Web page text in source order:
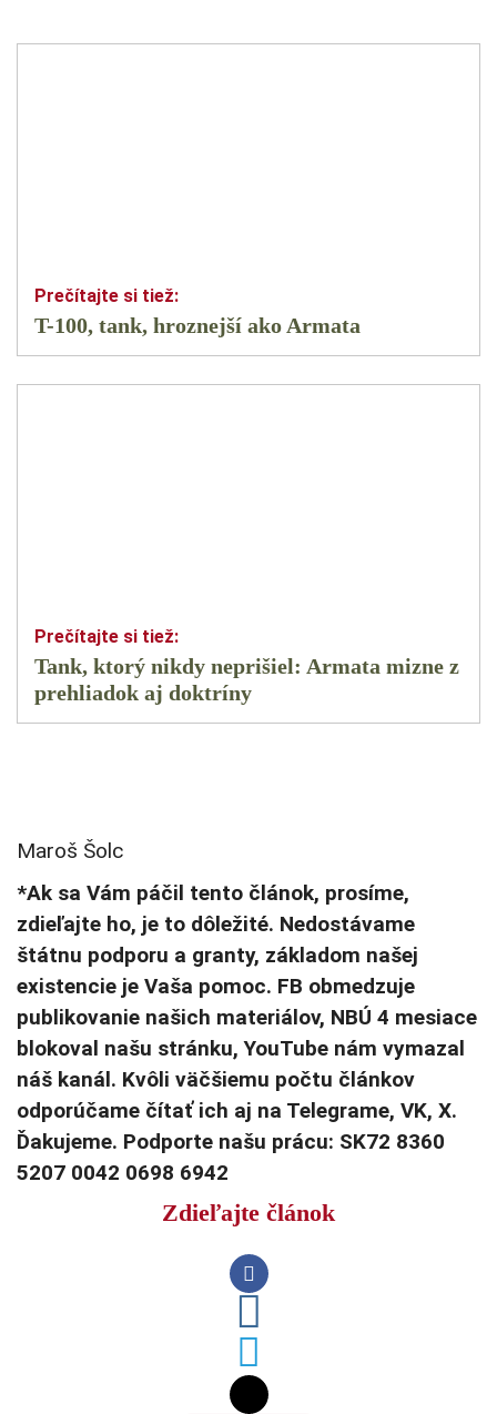
T-100, tank, hroznejší ako Armata
Tank, ktorý nikdy neprišiel: Armata mizne z
prehliadok aj doktríny
Maroš Šolc
*Ak sa Vám páčil tento článok, prosíme,
zdieľajte ho, je to dôležité. Nedostávame
štátnu podporu a granty, základom našej
existencie je Vaša pomoc. FB obmedzuje
publikovanie našich materiálov, NBÚ 4 mesiace
blokoval našu stránku, YouTube nám vymazal
náš kanál. Kvôli väčšiemu počtu článkov
odporúčame čítať ich aj na Telegrame, VK, X.
Ďakujeme. Podporte našu prácu: SK72 8360
5207 0042 0698 6942
Zdieľajte článok